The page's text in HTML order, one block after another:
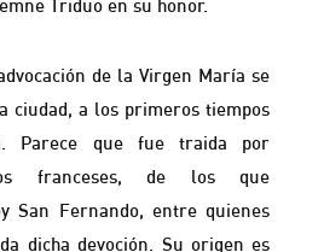
Triduo en su honor.
de la Virgen María se
ciudad, a los primeros tiempos
Parece que fue traida por
franceses, de los que
San Fernando, entre quienes
dicha devoción. Su origen es